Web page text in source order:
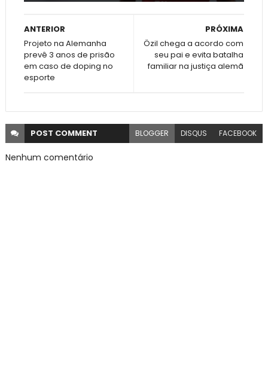
PRÓXIMA
Özil chega a acordo com
seu pai e evita batalha
familiar na justiça alemã
ANTERIOR
Projeto na Alemanha
prevê 3 anos de prisão
em caso de doping no
esporte
POST COMMENT BLOGGER DISQUS FACEBOOK
Nenhum comentário